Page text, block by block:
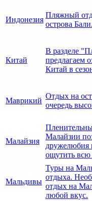
Индонезия
Пляжный
острова Бали.
Китай
В разделе
предлагаем
Китай в
Маврикий
Отдых на
очередь
Малайзия
Малайзии
дружелюбия
ощутить
Мальдивы
Туры на
отдыха.
отдых на
любой вкус.